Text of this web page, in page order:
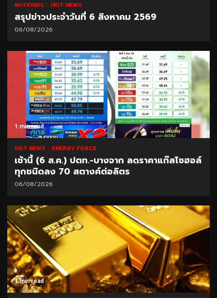
NATIONAL HOT NEWS
สรุปข่าวประจำวันที่ 6 สิงหาคม 2569
06/08/2026
1 min read
HOT NEWS ENERGY FORCE
เช้านี้ (6 ส.ค.) ปตท.-บางจาก ลดราคาแก๊สโซฮอล์
ทุกชนิดลง 70 สตางค์ต่อลิตร
06/08/2026
1 min read